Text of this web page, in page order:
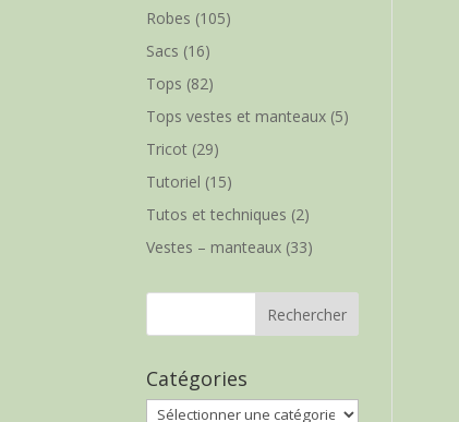
Robes (105)
Sacs (16)
Tops (82)
Tops vestes et manteaux (5)
Tricot (29)
Tutoriel (15)
Tutos et techniques (2)
Vestes – manteaux (33)
Catégories
Catégories